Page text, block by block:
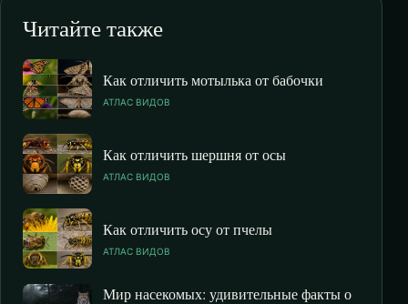
Читайте также
Как отличить мотылька от бабочки
АТЛАС ВИДОВ
Как отличить шершня от осы
АТЛАС ВИДОВ
Как отличить осу от пчелы
АТЛАС ВИДОВ
Мир насекомых: удивительные факты о